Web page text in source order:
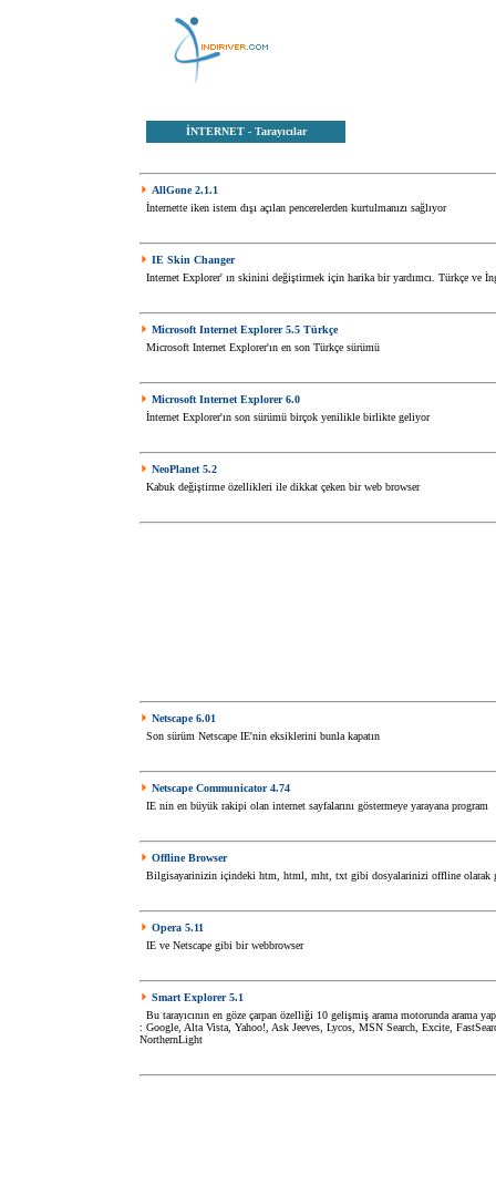
İNTERNET- Tarayıcılar
AllGone 2.1.1
İnternette iken istem dışı açılan pencerelerden kurtulmanızı sağlıyor
IE Skin Changer
Internet Explorer' ın skinini değiştirmek için harika bir yardımcı. Türkçe ve
Microsoft Internet Explorer 5.5 Türkçe
Microsoft Internet Explorer'ın en son Türkçe sürümü
Microsoft Internet Explorer 6.0
İnternet Explorer'ın son sürümü birçok yenilikle birlikte geliyor
NeoPlanet 5.2
Kabuk değiştirme özellikleri ile dikkat çeken bir web browser
Netscape 6.01
Son sürüm Netscape IE'nin eksiklerini bunla kapatın
Netscape Communicator 4.74
IE nin en büyük rakipi olan internet sayfalarını göstermeye yarayana program
Offline Browser
Bilgisayarinizin içindeki htm, html, mht, txt gibi dosyalarinizi offline olarak
Opera 5.11
IE ve Netscape gibi bir webbrowser
Smart Explorer 5.1
Bu tarayıcının en göze çarpan özelliği 10 gelişmiş arama motorunda arama
: Google, Alta Vista, Yahoo!, Ask Jeeves, Lycos, MSN Search, Excite,
NorthernLight